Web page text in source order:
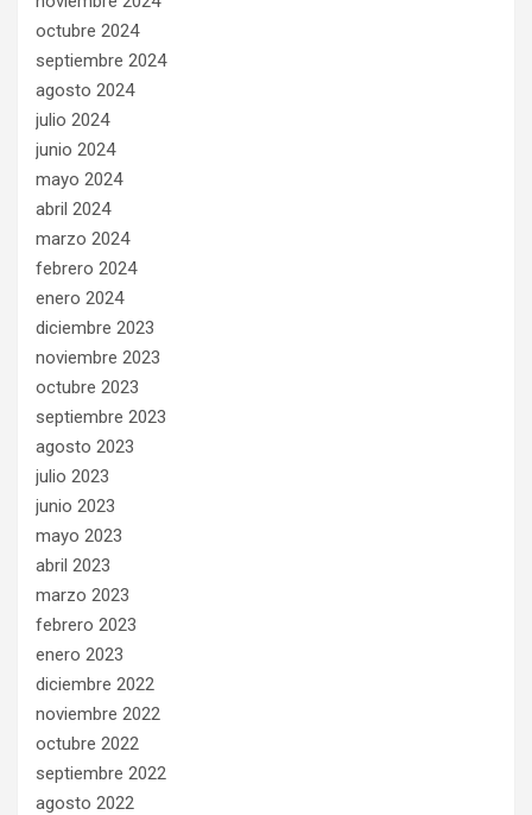
octubre 2024
septiembre 2024
agosto 2024
julio 2024
junio 2024
mayo 2024
abril 2024
marzo 2024
febrero 2024
enero 2024
diciembre 2023
noviembre 2023
octubre 2023
septiembre 2023
agosto 2023
julio 2023
junio 2023
mayo 2023
abril 2023
marzo 2023
febrero 2023
enero 2023
diciembre 2022
noviembre 2022
octubre 2022
septiembre 2022
agosto 2022